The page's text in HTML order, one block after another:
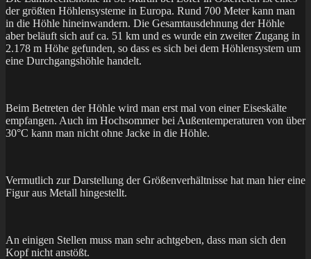
der größten Höhlensysteme in Europa. Rund 700 Meter kann man
in die Höhle hineinwandern. Die Gesamtausdehnung der Höhle
aber beläuft sich auf ca. 51 km und es wurde ein zweiter Zugang in
2.178 m Höhe gefunden, so dass es sich bei dem Höhlensystem um
eine Durchgangshöhle handelt.
Beim Betreten der Höhle wird man erst mal von einer Eiseskälte
empfangen. Auch im Hochsommer bei Außentemperaturen von über
30°C kann man nicht ohne Jacke in die Höhle.
Vermutlich zur Darstellung der Größenverhältnisse hat man hier eine
Figur aus Metall hingestellt.
An einigen Stellen muss man sehr achtgeben, dass man sich den
Kopf nicht anstößt.